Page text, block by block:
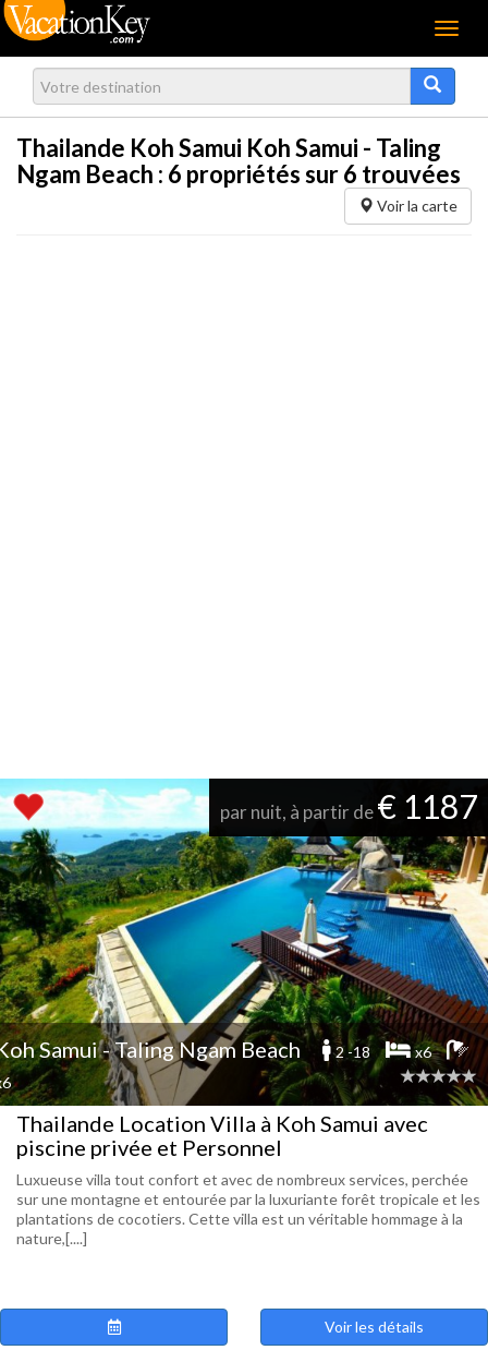
Menu
Thailande Koh Samui Koh Samui - Taling
Ngam Beach : 6 propriétés sur 6 trouvées
Voir la carte
par nuit, à partir de€ 1187
Samui - Taling Ngam Beach 2 -18
x6
Thailande Location Villa à Koh Samui avec
piscine privée et Personnel
Luxueuse villa tout confort et avec de nombreux services, perchée
sur une montagne et entourée par la luxuriante forêt tropicale et les
plantations de cocotiers. Cette villa est un véritable hommage à la
nature,[....]
Voir les détails